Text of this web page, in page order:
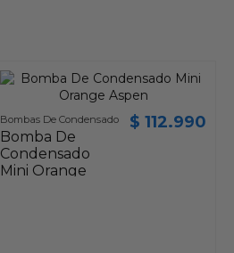
Bombas De Condensado
Bomba De
Condensado
Mini Orange
$ 112.990